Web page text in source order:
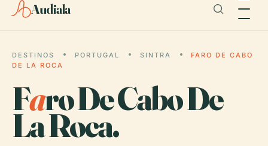
Audiala
DESTINOS PORTUGAL SINTRA
FARO DE CABO
DE LA ROCA
Faro De Cabo De
La Roca.